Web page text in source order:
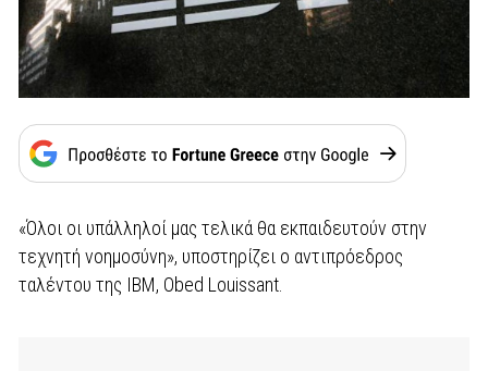
«Όλοι οι υπάλληλοί μας τελικά θα εκπαιδευτούν στην
τεχνητή νοημοσύνη», υποστηρίζει ο αντιπρόεδρος
ταλέντου της IBM, Obed Louissant.